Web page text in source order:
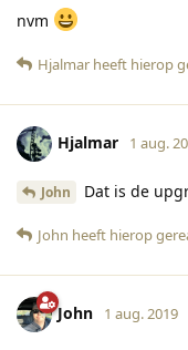
nvm
Hjalmar heeft hierop
Hjalmar 1 aug.
John Dat is de
John heeft hierop
John 1 aug. 2019